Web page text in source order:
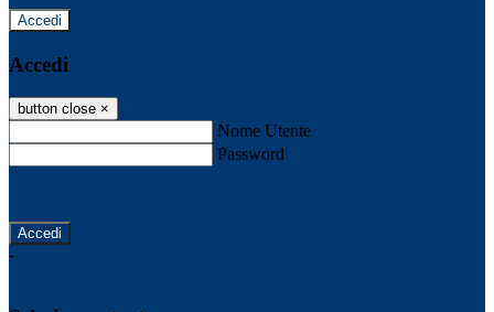
Accedi
Accedi
button close ×
Nome Utente
Password
-